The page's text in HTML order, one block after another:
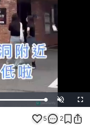
Unmute
5 2